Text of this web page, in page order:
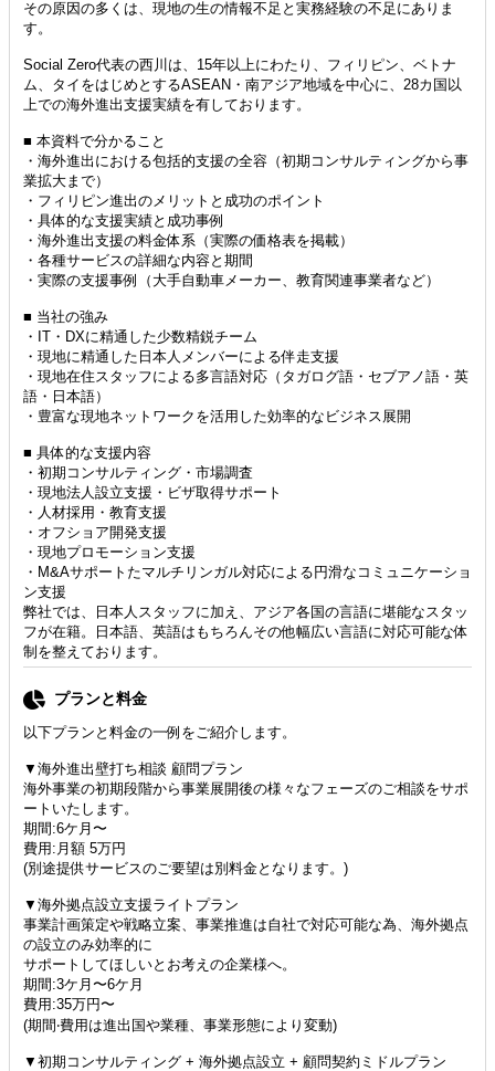
その原因の多くは、現地の生の情報不足と実務経験の不足にありま
す。
Social Zero代表の西川は、15年以上にわたり、フィリピン、ベトナ
ム、タイをはじめとするASEAN・南アジア地域を中心に、28カ国以
上での海外進出支援実績を有しております。
■ 本資料で分かること
・海外進出における包括的支援の全容（初期コンサルティングから事
業拡大まで）
・フィリピン進出のメリットと成功のポイント
・具体的な支援実績と成功事例
・海外進出支援の料金体系（実際の価格表を掲載）
・各種サービスの詳細な内容と期間
・実際の支援事例（大手自動車メーカー、教育関連事業者など）
■ 当社の強み
・IT・DXに精通した少数精鋭チーム
・現地に精通した日本人メンバーによる伴走支援
・現地在住スタッフによる多言語対応（タガログ語・セブアノ語・英
語・日本語）
・豊富な現地ネットワークを活用した効率的なビジネス展開
■ 具体的な支援内容
・初期コンサルティング・市場調査
・現地法人設立支援・ビザ取得サポート
・人材採用・教育支援
・オフショア開発支援
・現地プロモーション支援
・M&Aサポートたマルチリンガル対応による円滑なコミュニケーショ
ン支援
弊社では、日本人スタッフに加え、アジア各国の言語に堪能なスタッ
フが在籍。日本語、英語はもちろんその他幅広い言語に対応可能な体
制を整えております。
プランと料金
以下プランと料金の一例をご紹介します。
▼海外進出壁打ち相談 顧問プラン
海外事業の初期段階から事業展開後の様々なフェーズのご相談をサポ
ートいたします。
期間:6ケ月〜
費用:月額 5万円
(別途提供サービスのご要望は別料金となります。)
▼海外拠点設立支援ライトプラン
事業計画策定や戦略立案、事業推進は自社で対応可能な為、海外拠点
の設立のみ効率的に
サポートしてほしいとお考えの企業様へ。
期間:3ケ月〜6ケ月
費用:35万円〜
(期間‧費用は進出国や業種、事業形態により変動)
▼初期コンサルティング + 海外拠点設立 + 顧問契約ミドルプラン